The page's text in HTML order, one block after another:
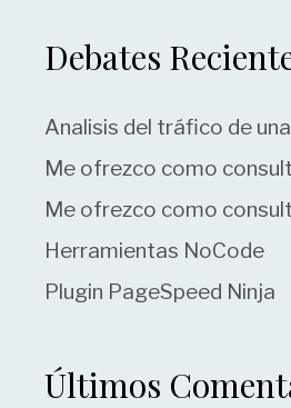
Debates
Analisis del tráfico de
Me ofrezco como
Me ofrezco como
Herramientas NoCode
Plugin PageSpeed Ninja
Últimos